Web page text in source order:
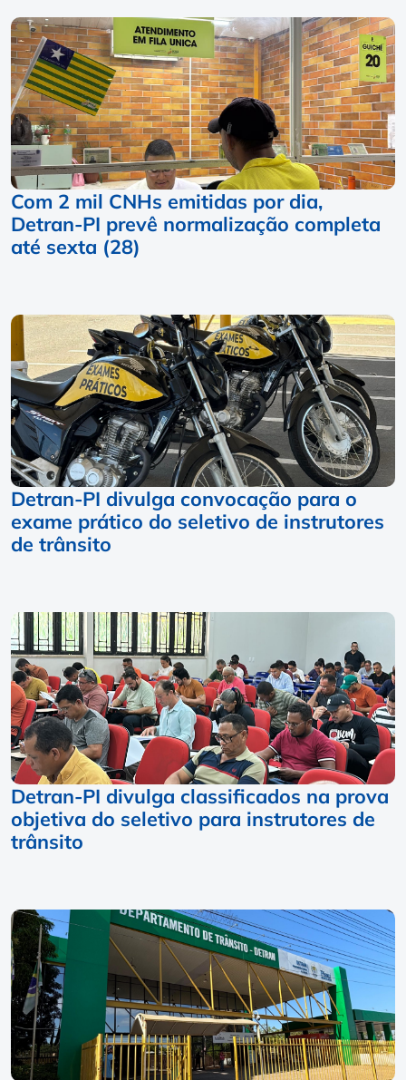
Com 2 mil CNHs emitidas por dia,
Detran-PI prevê normalização completa
até sexta (28)
Detran-PI divulga convocação para o
exame prático do seletivo de instrutores
de trânsito
Detran-PI divulga classificados na prova
objetiva do seletivo para instrutores de
trânsito